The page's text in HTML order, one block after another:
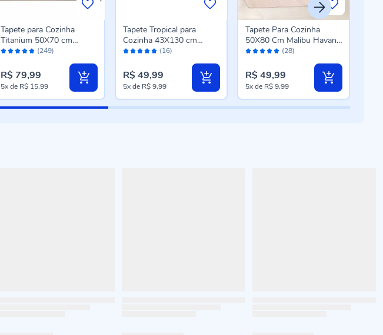
Avaliação: (249)
Tapete para Cozinha
Titanium 50X70 cm
Havan Casa - Bege Claro
R$ 79,99
5xde R$ 15,99
Avaliação: (16)
Tapete Tropical para
Cozinha 43X130 cm
Havan Casa - Tecido
R$ 49,99
5xde R$ 9,99
Avaliação: (28)
Tapete Para Cozinha
50X80 Cm Malibu Havan
Casa - Marfim
R$ 49,99
5xde R$ 9,99